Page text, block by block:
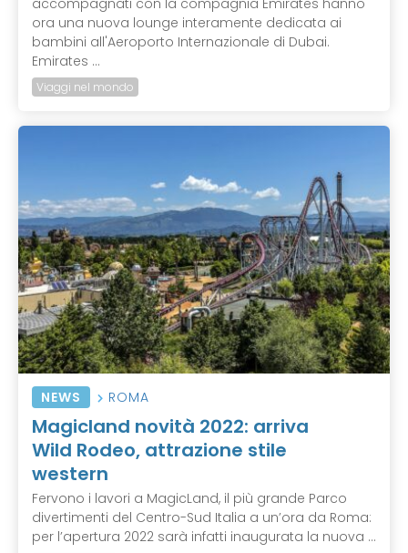
accompagnati con la compagnia Emirates hanno
ora una nuova lounge interamente dedicata ai
bambini all'Aeroporto Internazionale di Dubai.
Emirates ...
Viaggi nel mondo
NEWS ROMA
Magicland novità 2022: arriva
Wild Rodeo, attrazione stile
western
Fervono i lavori a MagicLand, il più grande Parco
divertimenti del Centro-Sud Italia a un’ora da Roma:
per l’apertura 2022 sarà infatti inaugurata la nuova ...